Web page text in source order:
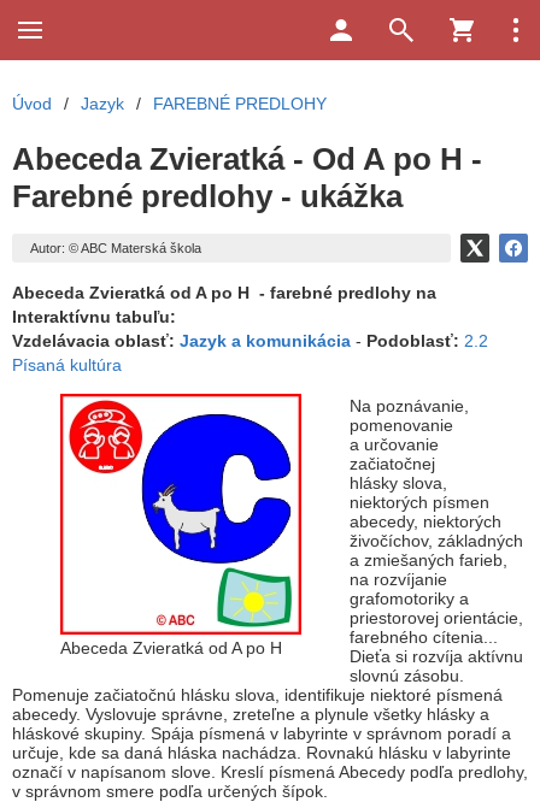
Úvod / Jazyk / FAREBNÉ PREDLOHY
Abeceda Zvieratká - Od A po H -
Farebné predlohy - ukážka
Autor: © ABC Materská škola
Abeceda Zvieratká od A po H - farebné predlohy na
Interaktívnu tabuľu:
Vzdelávacia oblasť: Jazyk a komunikácia - Podoblasť: 2.2
Písaná kultúra
Abeceda Zvieratká od A po H
Na poznávanie,
pomenovanie
a určovanie
začiatočnej
hlásky slova,
niektorých písmen
abecedy, niektorých
živočíchov, základných
a zmiešaných farieb,
na rozvíjanie
grafomotoriky a
priestorovej orientácie,
farebného cítenia...
Dieťa si rozvíja aktívnu
slovnú zásobu.
Pomenuje začiatočnú hlásku slova, identifikuje niektoré písmená
abecedy. Vyslovuje správne, zreteľne a plynule všetky hlásky a
hláskové skupiny. Spája písmená v labyrinte v správnom poradí a
určuje, kde sa daná hláska nachádza. Rovnakú hlásku v labyrinte
označí v napísanom slove. Kreslí písmená Abecedy podľa predlohy,
v správnom smere podľa určených šípok.